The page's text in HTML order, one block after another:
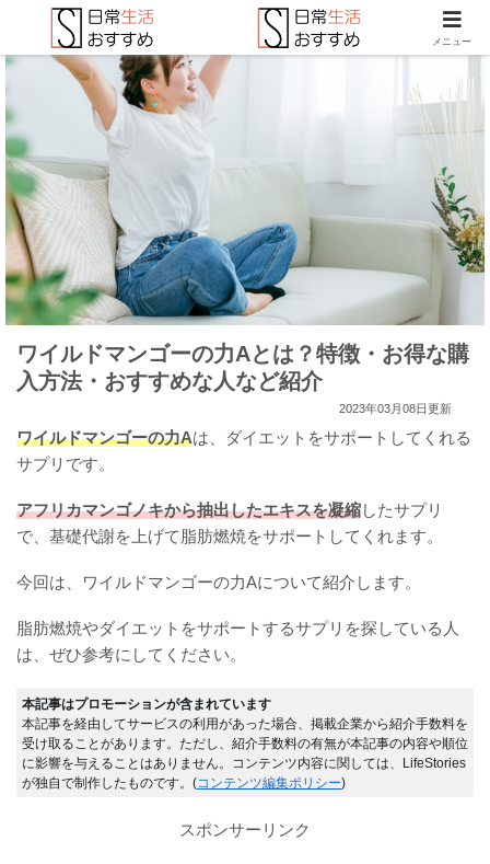
ワイルドマンゴーの力Aとは？特徴・お得な購
入方法・おすすめな人など紹介
2023年03月08日更新
ワイルドマンゴーの力Aは、ダイエットをサポートしてくれる
サプリです。
アフリカマンゴノキから抽出したエキスを凝縮したサプリ
で、基礎代謝を上げて脂肪燃焼をサポートしてくれます。
今回は、ワイルドマンゴーの力Aについて紹介します。
脂肪燃焼やダイエットをサポートするサプリを探している人
は、ぜひ参考にしてください。
本記事はプロモーションが含まれています
本記事を経由してサービスの利用があった場合、掲載企業から紹介手数料を
受け取ることがあります。ただし、紹介手数料の有無が本記事の内容や順位
に影響を与えることはありません。コンテンツ内容に関しては、LifeStories
が独自で制作したものです。(コンテンツ編集ポリシー)
スポンサーリンク
メニュー